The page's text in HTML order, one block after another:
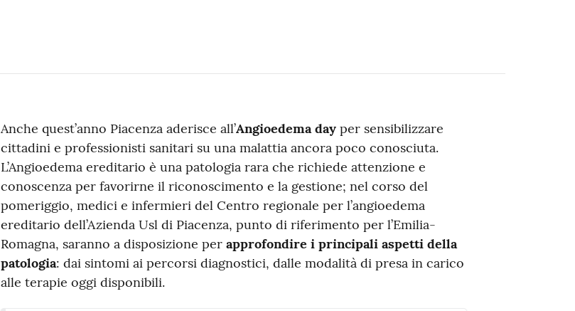
Anche quest’anno Piacenza aderisce all’Angioedema dayper sensibilizzare
cittadini e professionisti sanitari su una malattia ancora poco conosciuta.
L’Angioedema ereditario è una patologia rara che richiede attenzione e
conoscenza per favorirne il riconoscimento e la gestione; nel corso del
pomeriggio, medici e infermieri del Centro regionale per l’angioedema
ereditario dell’Azienda Usl di Piacenza, punto di riferimento per l’Emilia-
Romagna, saranno a disposizione per approfondire i principali aspetti della
patologia: dai sintomi ai percorsi diagnostici, dalle modalità di presa in carico
alle terapie oggi disponibili.